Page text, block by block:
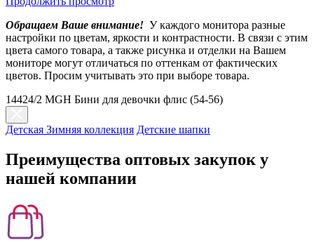
Обращаем Ваше внимание! У каждого монитора разные
настройки по цветам, яркости и контрастности. В связи с этим
цвета самого товара, а также рисунка и отделки на Вашем
мониторе могут отличаться по оттенкам от фактических
цветов. Просим учитывать это при выборе товара.
14424/2 MGH Бини для девочки флис (54-56)
Детская Зимняя коллекция Детские шапки
Преимущества оптовых закупок у
нашей компании